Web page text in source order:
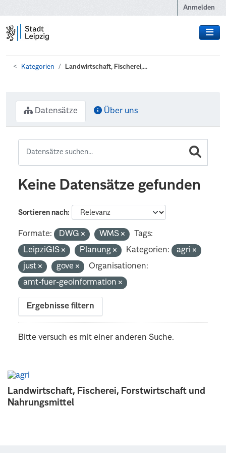
Anmelden
Kategorien Landwirtschaft, Fischerei,...
Landwirtschaft, Fischerei, Forstwirtschaft und
Nahrungsmittel
Datensätze Über uns
Keine Datensätze gefunden
Sortieren nach
Formate: DWG WMS
Tags:
LeipziGIS
Planung Kategorien:
agri
just
gove
Organisationen:
amt-fuer-geoinformation
Ergebnisse filtern
Bitte versuch es mit einer anderen Suche.